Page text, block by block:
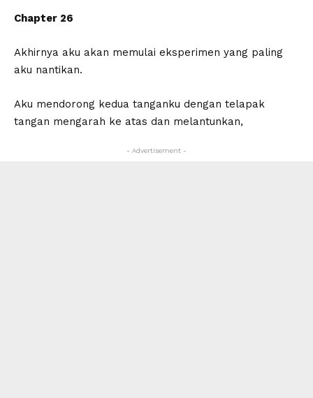
Chapter 26
Akhirnya aku akan memulai eksperimen yang paling
aku nantikan.
Aku mendorong kedua tanganku dengan telapak
tangan mengarah ke atas dan melantunkan,
- Advertisement -